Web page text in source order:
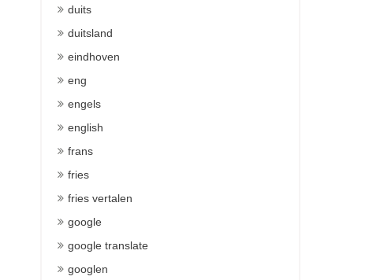
duits
duitsland
eindhoven
eng
engels
english
frans
fries
fries vertalen
google
google translate
googlen